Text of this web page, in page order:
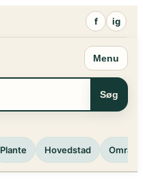
f ig
Menu
Søg
Plante Hovedstad Område